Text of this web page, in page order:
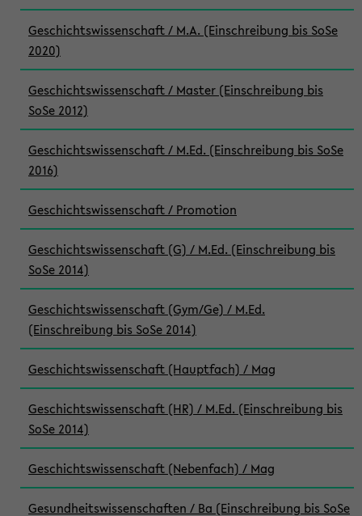
Geschichtswissenschaft / M.A. (Einschreibung bis SoSe
2020)
Geschichtswissenschaft / Master (Einschreibung bis
SoSe 2012)
Geschichtswissenschaft / M.Ed. (Einschreibung bis SoSe
2016)
Geschichtswissenschaft / Promotion
Geschichtswissenschaft (G) / M.Ed. (Einschreibung bis
SoSe 2014)
Geschichtswissenschaft (Gym/Ge) / M.Ed.
(Einschreibung bis SoSe 2014)
Geschichtswissenschaft (Hauptfach) / Mag
Geschichtswissenschaft (HR) / M.Ed. (Einschreibung bis
SoSe 2014)
Geschichtswissenschaft (Nebenfach) / Mag
Gesundheitswissenschaften / Ba (Einschreibung bis SoSe